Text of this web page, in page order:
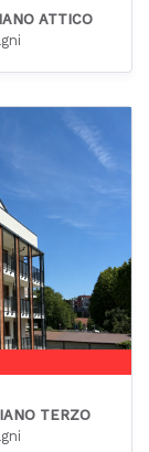
ATTICO
TERZO